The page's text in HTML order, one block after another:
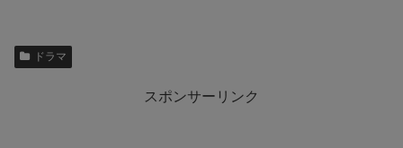
ドラマ
スポンサーリンク